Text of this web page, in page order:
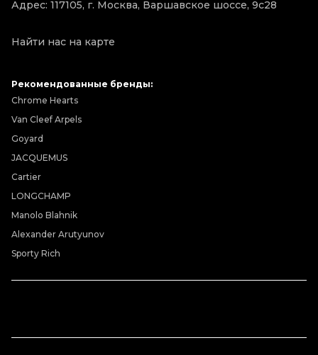
Адрес: 117105, г. Москва, Варшавское шоссе, 9с28
Найти нас на карте
Рекомендованные бренды:
Chrome Hearts
Van Cleef Arpels
Goyard
JACQUEMUS
Cartier
LONGCHAMP
Manolo Blahnik
Alexander Arutyunov
Sporty Rich